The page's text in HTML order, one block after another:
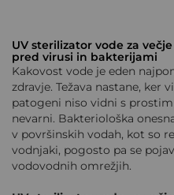
UV sterilizator vode za
pred virusi in bakterijami
Kakovost vode je eden
zdravje. Težava nastane, ker
patogeni niso vidni s
nevarni. Bakteriološka
v površinskih vodah, kot so
vodnjaki, pogosto pa se
vodovodnih omrežjih.